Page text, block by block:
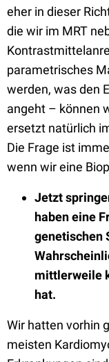
eher in dieser
die wir im MRT
parametrisches
werden, was den
angeht – können
ersetzt natürlich
Die Frage ist
wenn wir eine
Jetzt
haben eine
genetischen
mittlerweile
hat.
Wir hatten vorhin
meisten